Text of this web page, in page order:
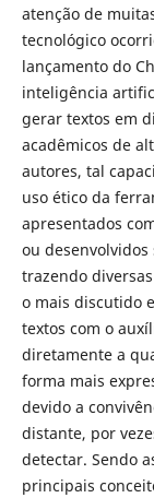
atenção de
tecnológico
lançamento do
inteligência
gerar textos em
acadêmicos de
autores, tal
uso ético da
apresentados
ou
trazendo
o mais discutido
textos com o
diretamente a
forma mais
devido a
distante, por
detectar. Sendo
principais